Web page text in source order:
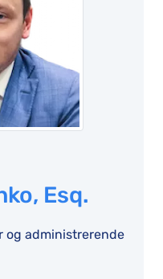
Esq.
og administrerende